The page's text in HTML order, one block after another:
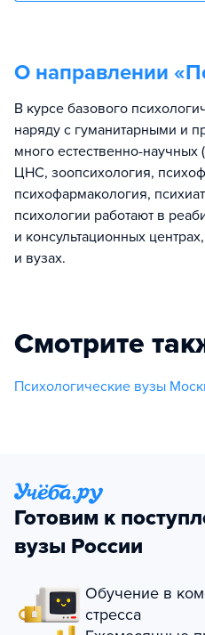
О направлении «
В курсе базового
наряду с гуманитарными и
много естественно-
ЦНС, зоопсихология,
психофармакология,
психологии работают в
и консультационных
и вузах.
Смотрите
Психологические вузы
Готовим к
вузы России
Обучение в
стресса